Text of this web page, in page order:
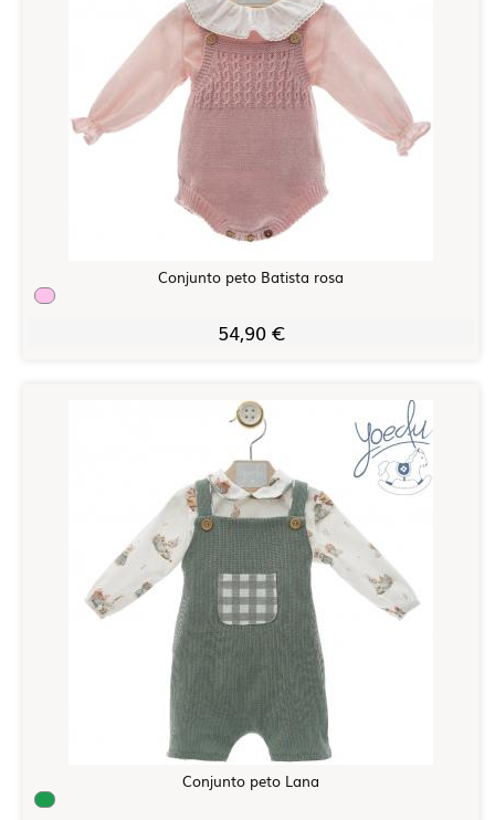
Conjunto peto Batista rosa
54,90 €
Conjunto peto Lana